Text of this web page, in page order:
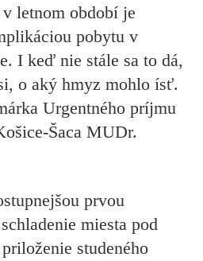
letnom období je
pobytu v
I keď nie stále sa to dá,
o aký hmyz mohlo ísť.
Urgentného príjmu
Šaca MUDr.
prvou
miesta pod
studeného